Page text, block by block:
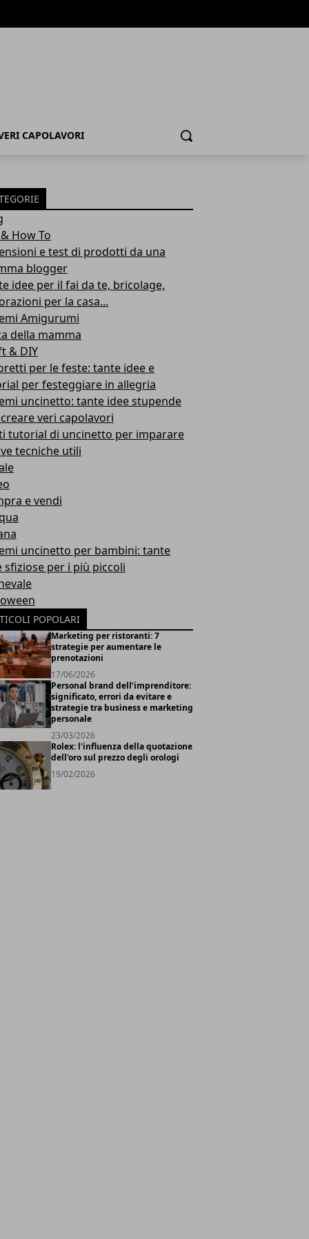
CAPOLAVORI Cerca
How To
e test di prodotti da una
blogger
idee per il fai da te, bricolage,
per la casa...
Amigurumi
della mamma
& DIY
per le feste: tante idee e
per festeggiare in allegria
uncinetto: tante idee stupende
veri capolavori
tutorial di uncinetto per imparare
tecniche utili
e vendi
uncinetto per bambini: tante
sfiziose per i più piccoli
POPOLARI
Marketing per ristoranti: 7
strategie per aumentare le
prenotazioni
17/06/2026
Personal brand dell’imprenditore:
significato, errori da evitare e
strategie tra business e marketing
personale
23/03/2026
Rolex: l'influenza della quotazione
dell'oro sul prezzo degli orologi
19/02/2026